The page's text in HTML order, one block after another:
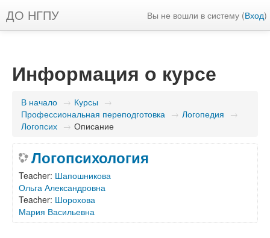
ДО НГПУ Вы не вошли в систему (Вход)
Информация о курсе
В начало → Курсы →
Профессиональная переподготовка → Логопедия →
Логопсих → Описание
Логопсихология
Teacher: Шапошникова
Ольга Александровна
Teacher: Шорохова
Мария Васильевна